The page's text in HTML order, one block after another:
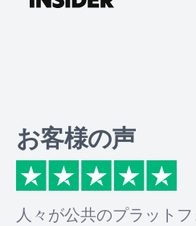
お客様の声
人々が公共のプラット